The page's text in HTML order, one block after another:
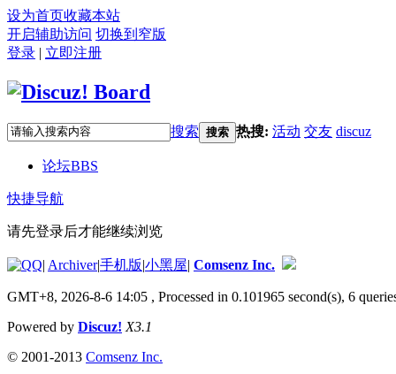
设为首页收藏本站
开启辅助访问 切换到窄版
登录 | 立即注册
搜索 搜索 热搜: 活动 交友 discuz
论坛BBS
快捷导航
请先登录后才能继续浏览
| Archiver|手机版|小黑屋| Comsenz Inc.
GMT+8, 2026-8-6 14:05 , Processed in 0.101965 second(s), 6
Powered by Discuz! X3.1
© 2001-2013 Comsenz Inc.